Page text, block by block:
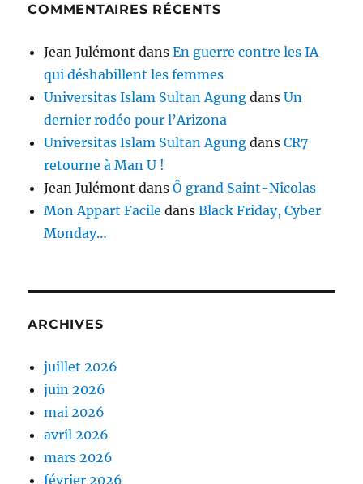
COMMENTAIRES RÉCENTS
Jean Julémont dansEn guerre contre les IA
qui déshabillent les femmes
Universitas Islam Sultan Agung dansUn
dernier rodéo pour l’Arizona
Universitas Islam Sultan Agung dansCR7
retourne à Man U !
Jean Julémont dansÔ grand Saint-Nicolas
Mon Appart Facile dansBlack Friday, Cyber
Monday…
ARCHIVES
juillet 2026
juin 2026
mai 2026
avril 2026
mars 2026
février 2026